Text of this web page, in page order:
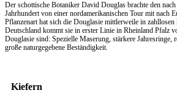
Der schottische Botaniker David Douglas brachte den
Jahrhundert von einer nordamerikanischen Tour mit nach
Pflanzenart hat sich die Douglasie mittlerweile in
Deutschland kommt sie in erster Linie in Rheinland Pfalz
Douglasie sind: Spezielle Maserung, stärkere Jahresringe,
große naturgegebene Beständigkeit.
Kiefern